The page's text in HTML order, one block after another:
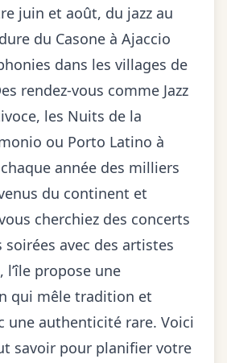
juin et août, du jazz au
du Casone à Ajaccio
dans les villages de
rendez-vous comme Jazz
les Nuits de la
ou Porto Latino à
année des milliers
du continent et
cherchiez des concerts
avec des artistes
propose une
qui mêle tradition et
une authenticité rare. Voici
savoir pour planifier votre